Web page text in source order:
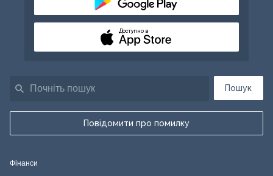
Пошук
Повідомити про помилку
Доступно в
Фінанси